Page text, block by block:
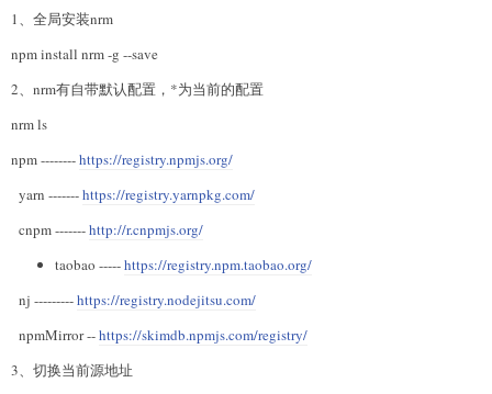
1、全局安装nrm
npm install nrm -g --save
2、nrm有自带默认配置，*为当前的配置
nrm ls
npm --------https://registry.npmjs.org/
yarn -------https://registry.yarnpkg.com/
cnpm -------http://r.cnpmjs.org/
taobao -----https://registry.npm.taobao.org/
nj ---------https://registry.nodejitsu.com/
npmMirror --https://skimdb.npmjs.com/registry/
3、切换当前源地址